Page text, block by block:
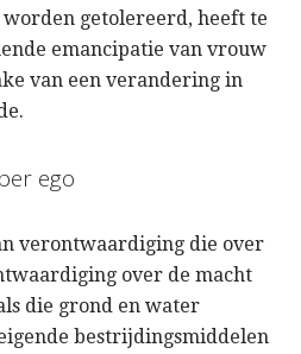
getolereerd, heeft te
emancipatie van vrouw
van een verandering in
ego
verontwaardiging die over
over de macht
die grond en water
bestrijdingsmiddelen